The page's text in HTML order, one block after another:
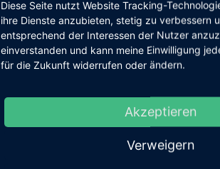
Diese Seite nutzt Website Tracking-
ihre Dienste anzubieten, stetig zu verbessern
entsprechend der Interessen der Nutzer
einverstanden und kann meine Einwilligung
für die Zukunft widerrufen oder ändern.
Akzeptieren
Verweigern